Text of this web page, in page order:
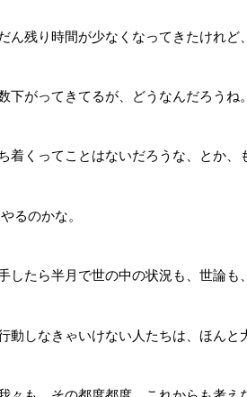
ん残り時間が少なくなってきたけれど
下がってきてるが、どうなんだろうね。
着くってことはないだろうな、とか、
るのかな。
したら半月で世の中の状況も、世論も
動しなきゃいけない人たちは、ほんと